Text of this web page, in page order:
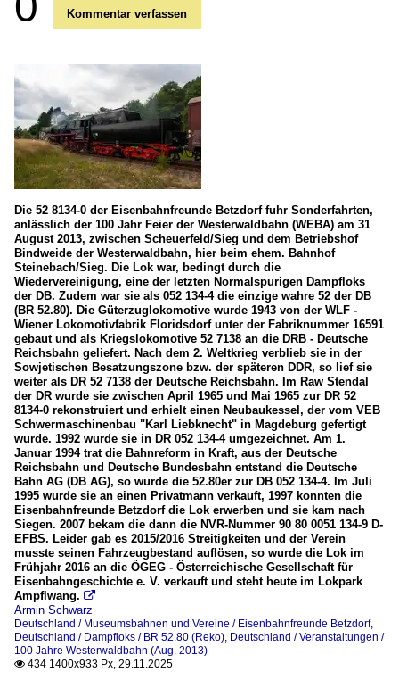
Kommentar verfassen
Die 52 8134-0 der Eisenbahnfreunde Betzdorf fuhr Sonderfahrten,
anlässlich der 100 Jahr Feier der Westerwaldbahn (WEBA) am 31
August 2013, zwischen Scheuerfeld/Sieg und dem Betriebshof
Bindweide der Westerwaldbahn, hier beim ehem. Bahnhof
Steinebach/Sieg. Die Lok war, bedingt durch die
Wiedervereinigung, eine der letzten Normalspurigen Dampfloks
der DB. Zudem war sie als 052 134‐4 die einzige wahre 52 der DB
(BR 52.80). Die Güterzuglokomotive wurde 1943 von der WLF -
Wiener Lokomotivfabrik Floridsdorf unter der Fabriknummer 16591
gebaut und als Kriegslokomotive 52 7138 an die DRB - Deutsche
Reichsbahn geliefert. Nach dem 2. Weltkrieg verblieb sie in der
Sowjetischen Besatzungszone bzw. der späteren DDR, so lief sie
weiter als DR 52 7138 der Deutsche Reichsbahn. Im Raw Stendal
der DR wurde sie zwischen April 1965 und Mai 1965 zur DR 52
8134-0 rekonstruiert und erhielt einen Neubaukessel, der vom VEB
Schwermaschinenbau "Karl Liebknecht" in Magdeburg gefertigt
wurde. 1992 wurde sie in DR 052 134-4 umgezeichnet. Am 1.
Januar 1994 trat die Bahnreform in Kraft, aus der Deutsche
Reichsbahn und Deutsche Bundesbahn entstand die Deutsche
Bahn AG (DB AG), so wurde die 52.80er zur DB 052 134-4. Im Juli
1995 wurde sie an einen Privatmann verkauft, 1997 konnten die
Eisenbahnfreunde Betzdorf die Lok erwerben und sie kam nach
Siegen. 2007 bekam die dann die NVR-Nummer 90 80 0051 134-9 D-
EFBS. Leider gab es 2015/2016 Streitigkeiten und der Verein
musste seinen Fahrzeugbestand auflösen, so wurde die Lok im
Frühjahr 2016 an die ÖGEG - Österreichische Gesellschaft für
Eisenbahngeschichte e. V. verkauft und steht heute im Lokpark
Ampflwang. 
Armin Schwarz
Deutschland / Museumsbahnen und Vereine / Eisenbahnfreunde Betzdorf,
Deutschland / Dampfloks / BR 52.80 (Reko) Deutschland / Veranstaltungen /
100 Jahre Westerwaldbahn (Aug. 2013)
 434 1400x933 Px, 29.11.2025